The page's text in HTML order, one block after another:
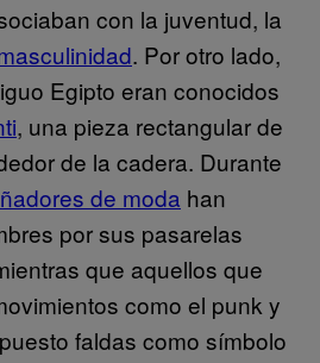
con la juventud, la
. Por otro lado,
Egipto eran conocidos
, una pieza rectangular de
de la cadera. Durante
de moda han
por sus pasarelas
que aquellos que
como el punk y
faldas como símbolo